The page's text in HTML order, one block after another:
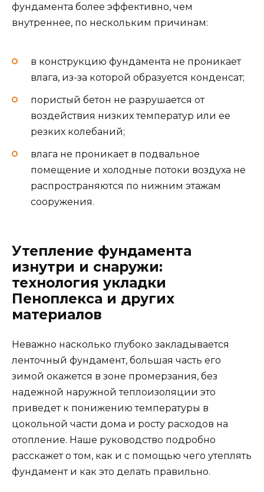
фундамента более эффективно, чем
внутреннее, по нескольким причинам:
в конструкцию фундамента не проникает
влага, из-за которой образуется конденсат;
пористый бетон не разрушается от
воздействия низких температур или ее
резких колебаний;
влага не проникает в подвальное
помещение и холодные потоки воздуха не
распространяются по нижним этажам
сооружения.
Утепление фундамента
изнутри и снаружи:
технология укладки
Пеноплекса и других
материалов
Неважно насколько глубоко закладывается
ленточный фундамент, большая часть его
зимой окажется в зоне промерзания, без
надежной наружной теплоизоляции это
приведет к понижению температуры в
цокольной части дома и росту расходов на
отопление. Наше руководство подробно
расскажет о том, как и с помощью чего утеплять
фундамент и как это делать правильно.